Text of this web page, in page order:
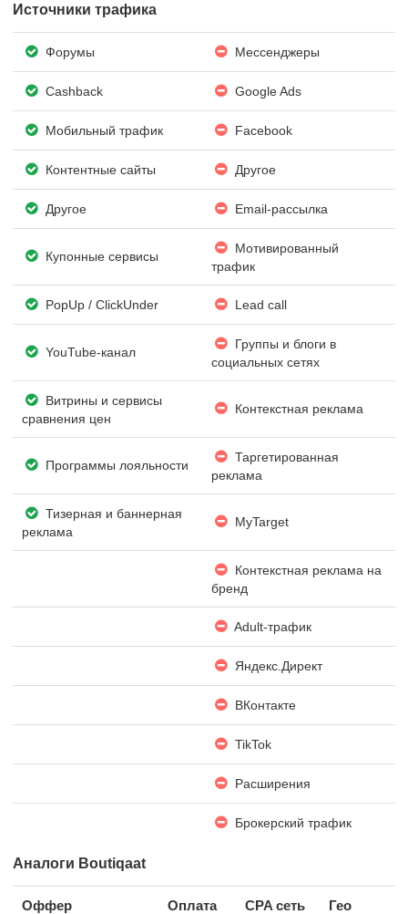
Источники трафика
Форумы Мессенджеры
Cashback Google Ads
Мобильный трафик Facebook
Контентные сайты Другое
Другое Email-рассылка
Купонные сервисы
Мотивированный
трафик
PopUp / ClickUnder Lead call
YouTube-канал
Группы и блоги в
социальных сетях
Витрины и сервисы
сравнения цен
Контекстная реклама
Программы лояльности
Таргетированная
реклама
Тизерная и баннерная
реклама
MyTarget
Контекстная реклама на
бренд
Adult-трафик
Яндекс.Директ
ВКонтакте
TikTok
Расширения
Брокерский трафик
Аналоги Boutiqaat
Оффер Оплата CPA сеть Гео